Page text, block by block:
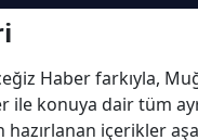
Haber farkıyla,
konuya dair tüm
içerikler